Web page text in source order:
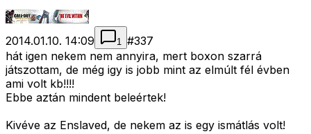
2014.01.10. 14:09 1 #337
hát igen nekem nem annyira, mert boxon szarrá
játszottam, de még igy is jobb mint az elmúlt fél évben
ami volt kb!!!!
Ebbe aztán mindent beleértek!
Kivéve az Enslaved, de nekem az is egy ismátlás volt!